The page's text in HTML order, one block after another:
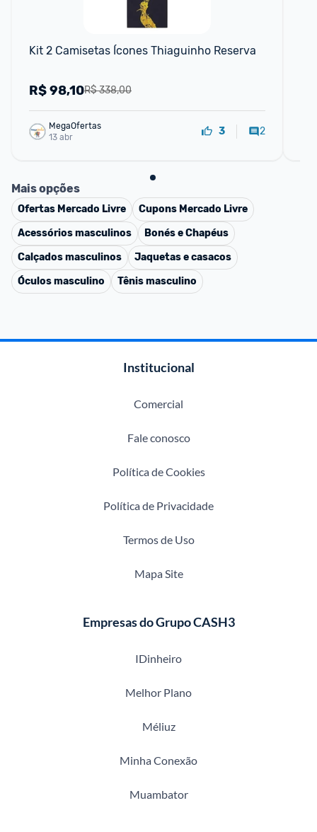
Kit 2 Camisetas Ícones Thiaguinho Reserva
R$ 338,00
R$98,10
13 abr
3 2
Mais opções
Ofertas Mercado Livre Cupons Mercado Livre
Acessórios masculinos
Bonés e Chapéus
Calçados masculinos
Jaquetas e casacos
Óculos masculino
Tênis masculino
Institucional
Comercial
Fale conosco
Política de Cookies
Política de Privacidade
Termos de Uso
Mapa Site
Empresas do Grupo CASH3
IDinheiro
Melhor Plano
Méliuz
Minha Conexão
Muambator